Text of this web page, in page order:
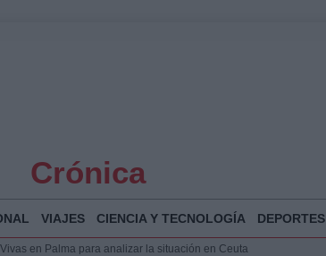
Crónica
VIAJES CIENCIA Y TECNOLOGÍA DEPORTES
en Palma para analizar la situación en Ceuta